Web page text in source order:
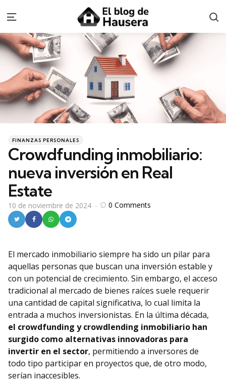
Menu
Categories
Posted
FINANZAS PERSONALES
Crowdfunding inmobiliario:
nueva inversión en Real
Estate
10 de noviembre de 2024 0 Comments
El mercado inmobiliario siempre ha sido un pilar para
aquellas personas que buscan una inversión estable y
con un potencial de crecimiento. Sin embargo, el acceso
tradicional al mercado de bienes raíces suele requerir
una cantidad de capital significativa, lo cual limita la
entrada a muchos inversionistas. En la última década,
el crowdfunding y crowdlending inmobiliario han
surgido como alternativas innovadoras para
invertir en el sector, permitiendo a inversores de
todo tipo participar en proyectos que, de otro modo,
serían inaccesibles.